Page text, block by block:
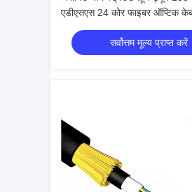
एडीएसएस 24 कोर फाइबर ऑप्टिक
सर्वोत्तम मूल्य प्राप्त करें